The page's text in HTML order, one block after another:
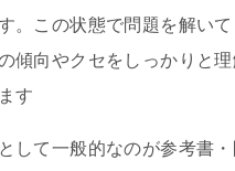
。この状態で問題を解い
傾向やクセをしっかりと
す
して一般的なのが参考書